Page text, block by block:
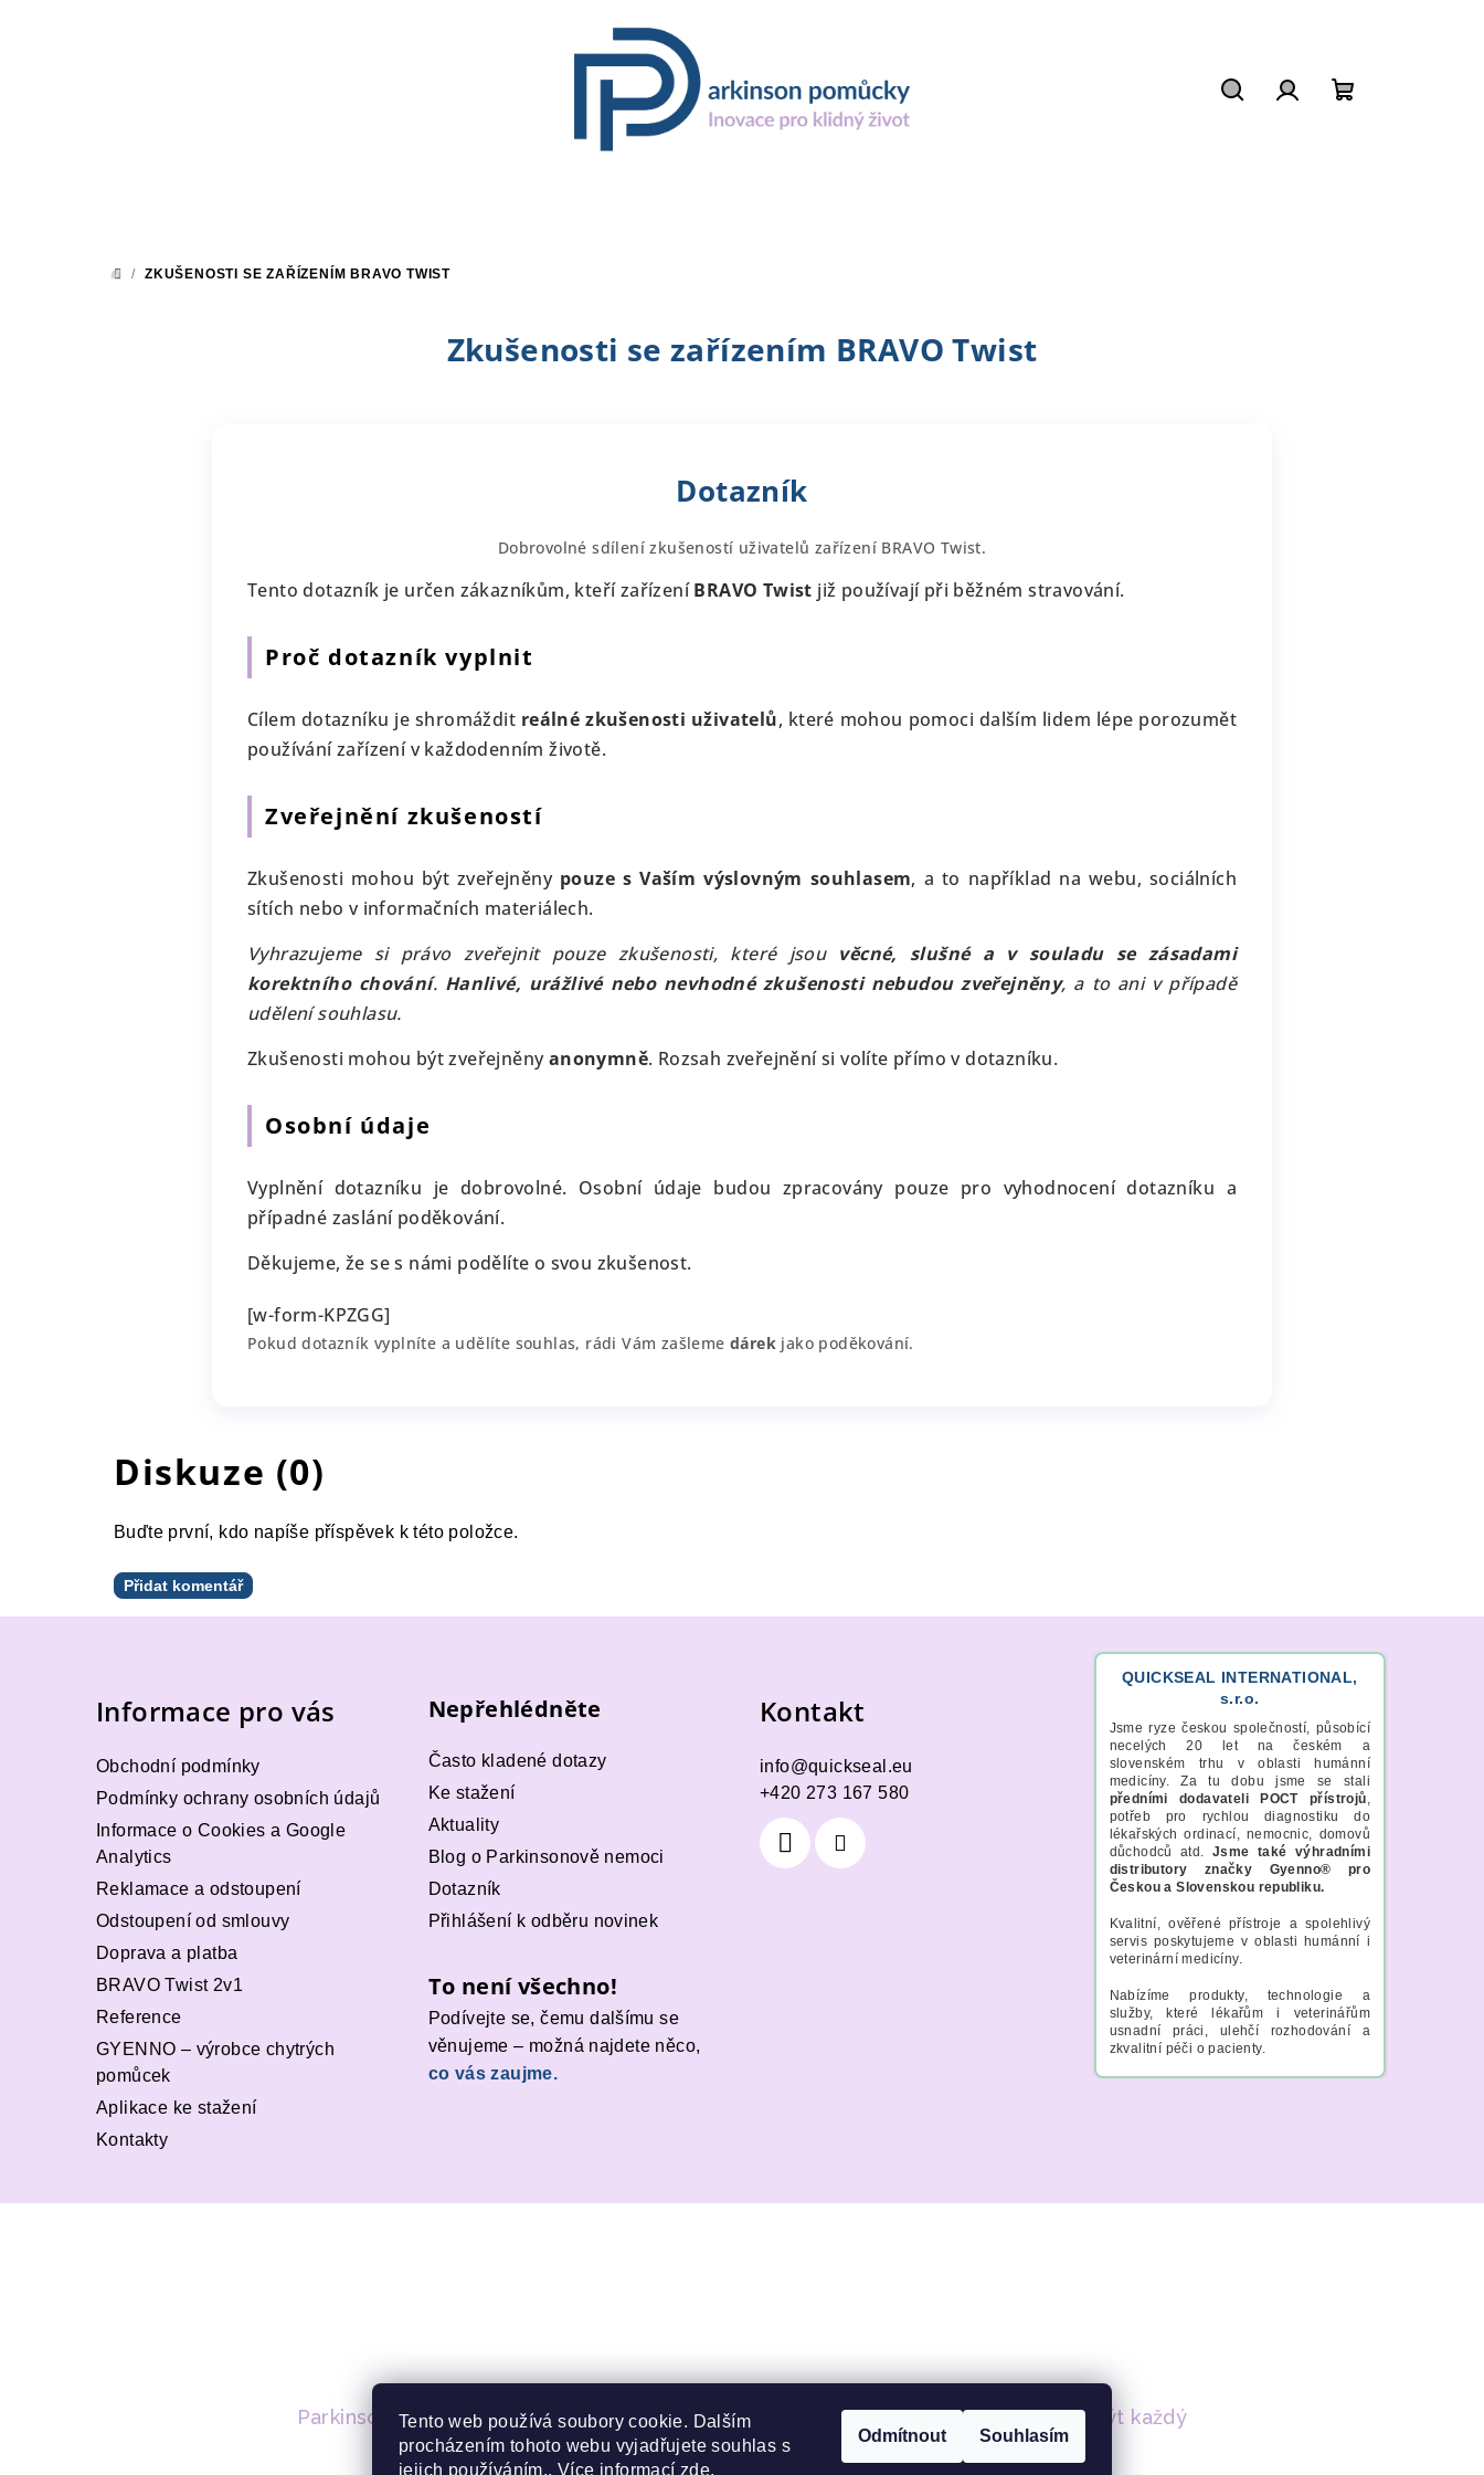
Tento web používá soubory cookie. Dalším
procházením tohoto webu vyjadřujete souhlas s
jejich používáním.. Více informací zde.
Odmítnout Souhlasím
DOMŮ
/ ZKUŠENOSTI SE ZAŘÍZENÍM BRAVO TWIST
Zkušenosti se zařízením BRAVO Twist
Dotazník
Dobrovolné sdílení zkušeností uživatelů zařízení BRAVO Twist.
Tento dotazník je určen zákazníkům, kteří zařízeníBRAVO Twist již používají při běžném stravování.
Proč dotazník vyplnit
Cílem dotazníku je shromáždit reálné zkušenosti uživatelů, které mohou pomoci dalším lidem lépe porozumět
používání zařízení v každodenním životě.
Zveřejnění zkušeností
Zkušenosti mohou být zveřejněny pouze s Vaším výslovným souhlasem, a to například na webu, sociálních
sítích nebo v informačních materiálech.
Vyhrazujeme si právo zveřejnit pouze zkušenosti, které jsou věcné, slušné a v souladu se zásadami
korektního chování. Hanlivé, urážlivé nebo nevhodné zkušenosti nebudou zveřejněny, a to ani v případě
udělení souhlasu.
Zkušenosti mohou být zveřejněnyanonymně. Rozsah zveřejnění si volíte přímo v dotazníku.
Osobní údaje
Vyplnění dotazníku je dobrovolné. Osobní údaje budou zpracovány pouze pro vyhodnocení dotazníku a
případné zaslání poděkování.
Děkujeme, že se s námi podělíte o svou zkušenost.
[w-form-KPZGG]
Pokud dotazník vyplníte a udělíte souhlas, rádi Vám zašleme dárek jako poděkování.
Diskuze (0)
Buďte první, kdo napíše příspěvek k této položce.
Přidat komentář
Informace pro vás
Obchodní podmínky
Podmínky ochrany osobních údajů
Informace o Cookies a Google
Analytics
Reklamace a odstoupení
Odstoupení od smlouvy
Doprava a platba
BRAVO Twist 2v1
Reference
GYENNO – výrobce chytrých
pomůcek
Aplikace ke stažení
Kontakty
Nepřehlédněte
Často kladené dotazy
Ke stažení
Aktuality
Blog o Parkinsonově nemoci
Dotazník
Přihlášení k odběru novinek
To není všechno!
Podívejte se, čemu dalšímu se
věnujeme – možná najdete něco,
co vás zaujme.
Kontakt
info@quickseal.eu
+420 273 167 580
QUICKSEAL INTERNATIONAL,
s.r.o.
Jsme ryze českou společností, působící
necelých 20 let na českém a
slovenském trhu v oblasti humánní
medicíny. Za tu dobu jsme se stali
předními dodavateli POCT přístrojů,
potřeb pro rychlou diagnostiku do
lékařských ordinací, nemocnic, domovů
důchodců atd.Jsme také výhradními
distributory značky Gyenno® pro
Českou a Slovenskou republiku.
Kvalitní, ověřené přístroje a spolehlivý
servis poskytujeme v oblasti humánní i
veterinární medicíny.
Nabízíme produkty, technologie a
služby, které lékařům i veterinářům
usnadní práci, ulehčí rozhodování a
zkvalitní péči o pacienty.
#ProParkinson
Parkinsonova nemoc nemusí znamenat ztrátu jistoty. S našimi pomůckami může být každý
pohyb i každé sousto jednodušší.